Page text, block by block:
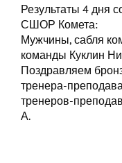
Результаты 4 дня
СШОР Комета:
Мужчины, сабля
команды Куклин
Поздравляем
тренера-
тренеров-
А.